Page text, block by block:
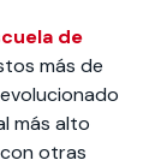
de
más de
más alto
otras